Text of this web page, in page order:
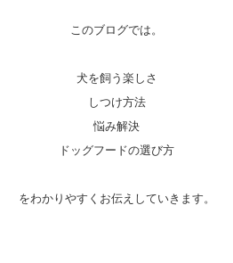
このブログでは。
犬を飼う楽しさ
しつけ方法
悩み解決
ドッグフードの選び方
をわかりやすくお伝えしていきます。